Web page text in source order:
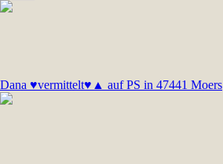
Dana ♥vermittelt♥▲ auf PS in 47441 Moers